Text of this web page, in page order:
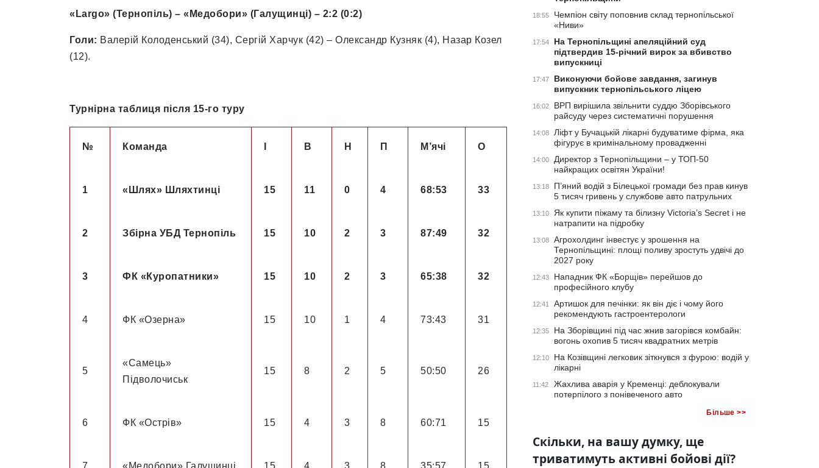
«Largo» (Тернопіль) – «Медобори» (Галущинці) – 2:2 (0:2)
Голи: Валерій Колоденський (34), Сергій Харчук (42) – Олександр Кузняк (4), Назар Козел
(12).
Турнірна таблиця після 15-го туру
№ Команда В Н П М’ячі О
1 «Шлях» Шляхтинці 15 11 0 4 68:53 33
2 Збірна УБД Тернопіль 15 10 2 3 87:49 32
3 ФК «Куропатники» 15 10 2 3 65:38 32
4 ФК «Озерна» 15 10 1 4 73:43 31
5
«Самець»
Підволочиськ
15 8 2 5 50:50 26
6 ФК «Острів» 15 4 3 8 60:71 15
7 «Медобори» Галущинці 15 4 3 8 35:57 15
18:55
Чемпіон світу поповнив склад тернопільської
«Ниви»
17:54
На Тернопільщині апеляційний суд
підтвердив 15-річний вирок за вбивство
випускниці
17:47
Виконуючи бойове завдання, загинув
випускник тернопільського ліцею
16:02
ВРП вирішила звільнити суддю Зборівського
райсуду через систематичні порушення
14:08
Ліфт у Бучацькій лікарні будуватиме фірма, яка
фігурує в кримінальному провадженні
14:00
Директор з Тернопільщини – у ТОП-50
найкращих освітян України!
13:18
П’яний водій з Білецької громади без прав кинув
5 тисяч гривень у службове авто патрульних
13:10
Як купити піжаму та білизну Victoria’s Secret і не
натрапити на підробку
13:08
Агрохолдинг інвестує у зрошення на
Тернопільщині: площі поливу зростуть удвічі до
2027 року
12:43
Нападник ФК «Борщів» перейшов до
професійного клубу
12:41
Артишок для печінки: як він діє і чому його
рекомендують гастроентерологи
12:35
На Зборівщині під час жнив загорівся комбайн:
вогонь охопив 5 тисяч квадратних метрів
12:10
На Козівщині легковик зіткнувся з фурою: водій у
лікарні
11:42
Жахлива аварія у Кременці: деблокували
потерпілого з понівеченого авто
Більше >>
Скільки, на вашу думку, ще
триватимуть активні бойові дії?